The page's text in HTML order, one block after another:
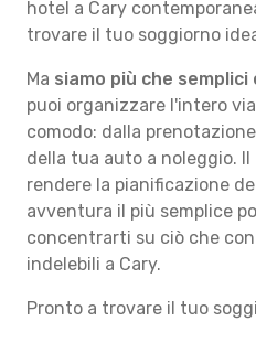
hotel a Cary
trovare il tuo soggiorno
Ma siamo più che
puoi organizzare l'intero
comodo: dalla
della tua auto a noleggio.
rendere la pianificazione
avventura il più semplice
concentrarti su ciò che
indelebili a Cary.
Pronto a trovare il tuo